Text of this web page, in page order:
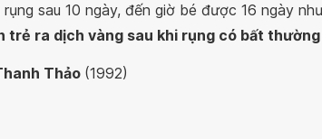
sau 10 ngày, đến giờ bé được 16 ngày
trẻ ra dịch vàng sau khi rụng có bất thường
Thảo (1992)